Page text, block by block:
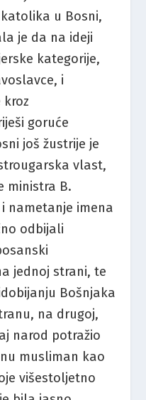
u Bosni,
je da na ideji
kategorije,
i
kroz
goruće
još žustrije je
vlast,
ministra B.
nametanje imena
odbijali
jednoj strani, te
Bošnjaka
na drugoj,
narod potražio
musliman kao
višestoljetno